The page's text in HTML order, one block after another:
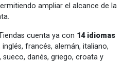
ampliar el alcance de la
cuenta ya con 14 idiomas
francés, alemán, italiano,
danés, griego, croata y